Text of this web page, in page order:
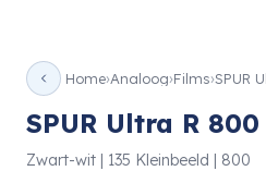
Home Analoog Films SPUR
SPUR Ultra R
Zwart-wit | 135 Kleinbeeld | 800